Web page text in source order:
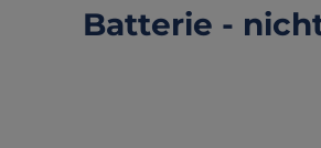
Batterie -